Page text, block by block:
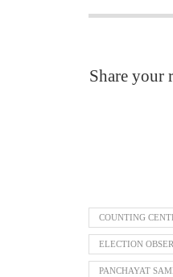
Share your
COUNTING
ELECTION
PANCHAYAT